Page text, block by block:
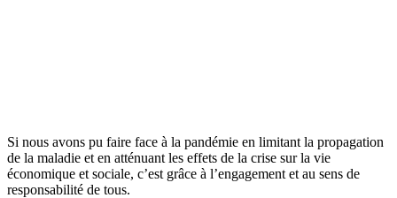
Si nous avons pu faire face à la pandémie en limitant la propagation
de la maladie et en atténuant les effets de la crise sur la vie
économique et sociale, c’est grâce à l’engagement et au sens de
responsabilité de tous.